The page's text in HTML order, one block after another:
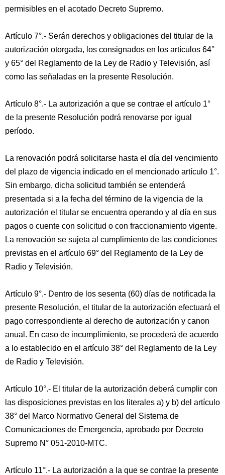
permisibles en el acotado Decreto Supremo.
Artículo 7°.- Serán derechos y obligaciones del titular de la
autorización otorgada, los consignados en los artículos 64°
y 65° del Reglamento de la Ley de Radio y Televisión, así
como las señaladas en la presente Resolución.
Artículo 8°.- La autorización a que se contrae el artículo 1°
de la presente Resolución podrá renovarse por igual
período.
La renovación podrá solicitarse hasta el día del vencimiento
del plazo de vigencia indicado en el mencionado artículo 1°.
Sin embargo, dicha solicitud también se entenderá
presentada si a la fecha del término de la vigencia de la
autorización el titular se encuentra operando y al día en sus
pagos o cuente con solicitud o con fraccionamiento vigente.
La renovación se sujeta al cumplimiento de las condiciones
previstas en el artículo 69° del Reglamento de la Ley de
Radio y Televisión.
Artículo 9°.- Dentro de los sesenta (60) días de notificada la
presente Resolución, el titular de la autorización efectuará el
pago correspondiente al derecho de autorización y canon
anual. En caso de incumplimiento, se procederá de acuerdo
a lo establecido en el artículo 38° del Reglamento de la Ley
de Radio y Televisión.
Artículo 10°.- El titular de la autorización deberá cumplir con
las disposiciones previstas en los literales a) y b) del artículo
38° del Marco Normativo General del Sistema de
Comunicaciones de Emergencia, aprobado por Decreto
Supremo N° 051-2010-MTC.
Artículo 11°.- La autorización a la que se contrae la presente